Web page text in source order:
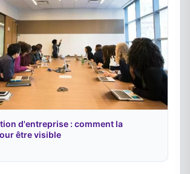
d'entreprise : comment la
être visible